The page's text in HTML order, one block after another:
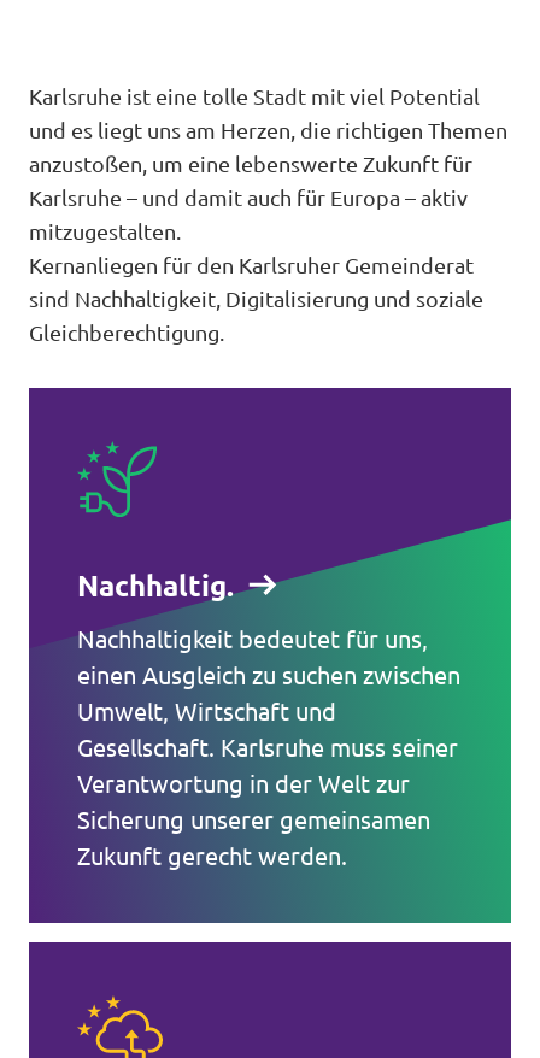
Mache bei uns mit!
Deine Spende für Volt!
Jobs bei Volt
Unsere Teams in BW
Transparenz
Datenschutz
Impressum
Karlsruhe ist eine tolle Stadt mit viel Potential
und es liegt uns am Herzen, die richtigen Themen
anzustoßen, um eine lebenswerte Zukunft für
Karlsruhe – und damit auch für Europa – aktiv
mitzugestalten.
Kernanliegen für den Karlsruher Gemeinderat
sind Nachhaltigkeit, Digitalisierung und soziale
Gleichberechtigung.
Nachhaltig.
Nachhaltigkeit bedeutet für uns,
einen Ausgleich zu suchen zwischen
Umwelt, Wirtschaft und
Gesellschaft. Karlsruhe muss seiner
Verantwortung in der Welt zur
Sicherung unserer gemeinsamen
Zukunft gerecht werden.